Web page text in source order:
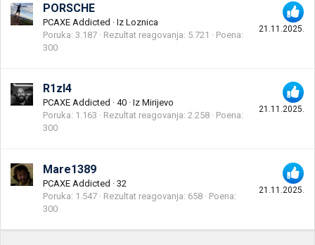
21.11.2025.
PORSCHE
PCAXE Addicted · Iz Loznica
Poruka 3.187 Rezultat reagovanja 5.721
Poena
300
21.11.2025.
R1zl4
PCAXE Addicted · 40 · Iz Mirijevo
Poruka 1.163 Rezultat reagovanja 2.258
Poena
300
21.11.2025.
Mare1389
PCAXE Addicted · 32
Poruka 1.547 Rezultat reagovanja 658
Poena
300